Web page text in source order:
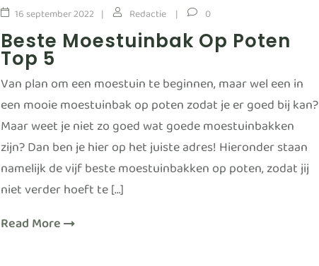
16 september 2022 Redactie 0
Beste Moestuinbak Op Poten
Top 5
Van plan om een moestuin te beginnen, maar wel een in
een mooie moestuinbak op poten zodat je er goed bij kan?
Maar weet je niet zo goed wat goede moestuinbakken
zijn? Dan ben je hier op het juiste adres! Hieronder staan
namelijk de vijf beste moestuinbakken op poten, zodat jij
niet verder hoeft te […]
Read More